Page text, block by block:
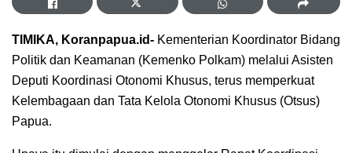
TIMIKA, Koranpapua.id- Kementerian Koordinator Bidang
Politik dan Keamanan (Kemenko Polkam) melalui Asisten
Deputi Koordinasi Otonomi Khusus, terus memperkuat
Kelembagaan dan Tata Kelola Otonomi Khusus (Otsus)
Papua.